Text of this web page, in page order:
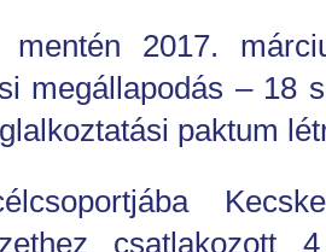
2017.
megállapodás – 18
paktum
csatlakozott